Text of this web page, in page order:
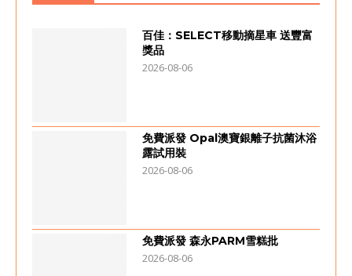
百佳：SELECT移動摘星車 送豐富
獎品
2026-08-06
免費派發 Opal澳寶銀離子抗菌沐浴
露試用裝
2026-08-06
免費派發 森永PARM雪糕批
2026-08-06